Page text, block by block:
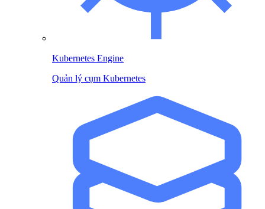
Kubernetes Engine
Quản lý cụm Kubernetes